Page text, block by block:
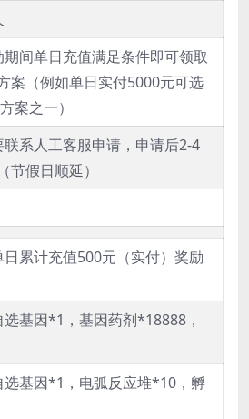
间单日充值满足条件即可领取
案（例如单日实付5000元可选
案之一）
系人工客服申请，申请后2-4
节假日顺延）
日累计充值500元（实付）奖励
基因*1，基因药剂*18888，
选基因*1，电弧反应堆*10，孵